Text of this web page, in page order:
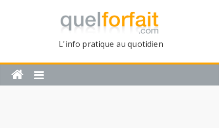
L'info pratique au quotidien